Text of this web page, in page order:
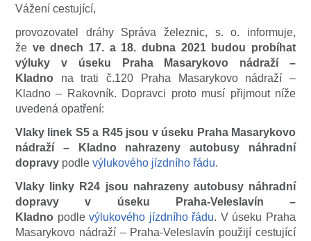
Vážení cestující,
provozovatel dráhy Správa železnic, s. o. informuje,
že ve dnech 17. a 18. dubna 2021 budou probíhat
výluky v úseku Praha Masarykovo nádraží –
Kladno na trati č.120 Praha Masarykovo nádraží –
Kladno – Rakovník. Dopravci proto musí přijmout níže
uvedená opatření:
Vlaky linek S5 a R45 jsou v úseku Praha Masarykovo
nádraží – Kladno nahrazeny autobusy náhradní
dopravy podle výlukového jízdního řádu.
Vlaky linky R24 jsou nahrazeny autobusy náhradní
dopravy v úseku Praha-Veleslavín –
Kladno podlevýlukového jízdního řádu. V úseku Praha
Masarykovo nádraží – Praha-Veleslavín použijí cestující